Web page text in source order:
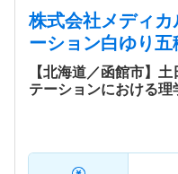
株式会社メディ
ーション白ゆり五
【北海道／函館市】
テーションにおける理